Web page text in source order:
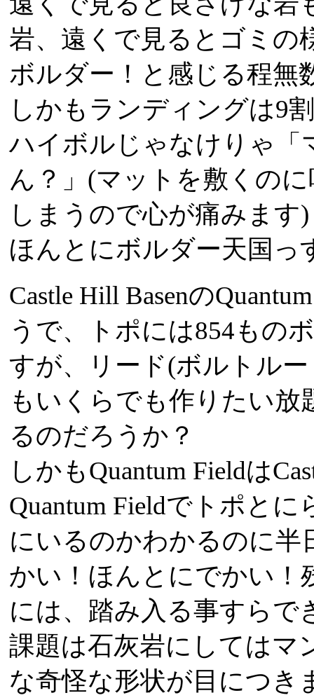
岩、遠くで見るとゴミの
ボルダー！と感じる程無
しかもランディングは9
ハイボルじゃなけりゃ「
ん？」(マットを敷くの
しまうので心が痛みます)
ほんとにボルダー天国っ
Castle Hill Basenの
うで、トポには854もの
すが、リード(ボルトル
もいくらでも作りたい
るのだろうか？
しかもQuantum Fieldは
Quantum Fieldでトポと
にいるのかわかるのに半
かい！ほんとにでかい！
には、踏み入る事すらで
課題は石灰岩にしてはマ
な奇怪な形状が目につき